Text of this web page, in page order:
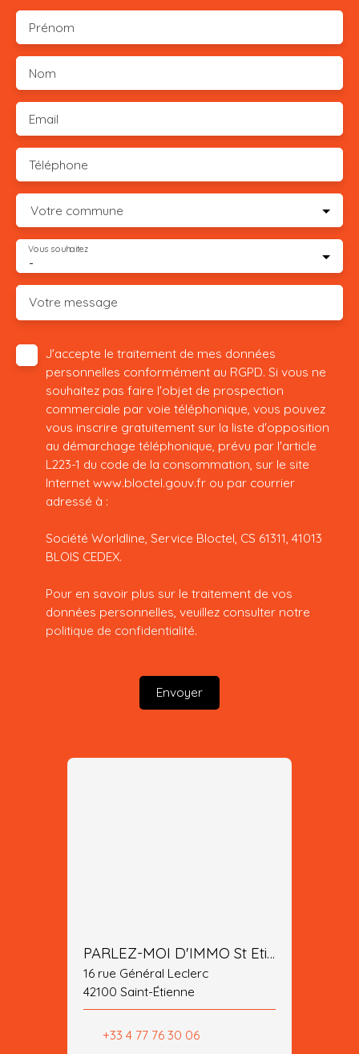
Prénom
Nom
Email
Téléphone
Votre commune
-
Vous souhaitez
Votre message
J'accepte le traitement de mes données
personnelles conformément au RGPD. Si vous ne
souhaitez pas faire l'objet de prospection
commerciale par voie téléphonique, vous pouvez
vous inscrire gratuitement sur la liste d'opposition
au démarchage téléphonique, prévu par l'article
L223-1 du code de la consommation, sur le site
Internet www.bloctel.gouv.fr ou par courrier
adressé à :
Société Worldline, Service Bloctel, CS 61311, 41013
BLOIS CEDEX.
Pour en savoir plus sur le traitement de vos
données personnelles, veuillez consulter notre
politique de confidentialité.
Envoyer
PARLEZ-MOI D'IMMO St Etienne
16 rue Général Leclerc
42100 Saint-Étienne
+33 4 77 76 30 06